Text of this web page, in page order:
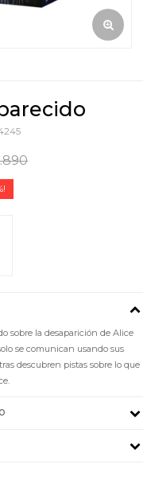
sobre la desaparición de Alice
se comunican usando sus
descubren pistas sobre lo que